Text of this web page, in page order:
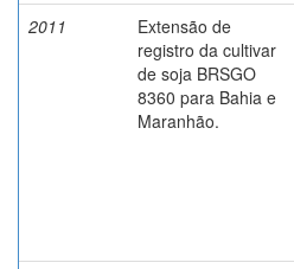
2011
Extensão de
registro da cultivar
de soja BRSGO
8360 para Bahia e
Maranhão.